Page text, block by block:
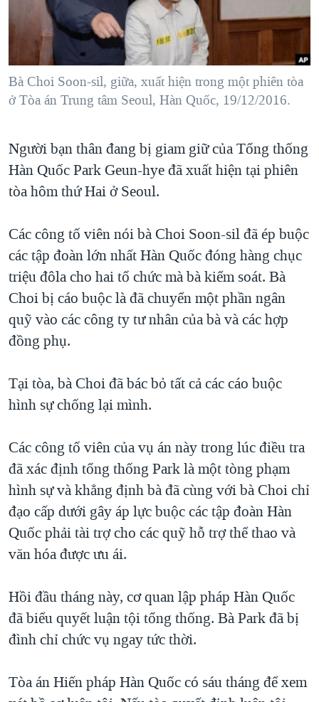
"Tìm"NGƯỜI VIỆT HẢI NGOẠI
ĐỜI SỐNG
KINH TẾ
VĂN HOÁ
THỂ THAO
GIÁO DỤC
HÀNH TRÌNH BẦU CỬ 2024
MỘT NĂM CHIẾN TRANH TẠI DẢI GAZA
GIẢI MÃ VÀNH ĐAI & CON ĐƯỜNG
NGÀY TỊ NẠN THẾ GIỚI
GROUND ZERO – XƯA VÀ NAY
THƯỢNG ĐỈNH TRUMP-KIM TẠI VIỆT NAM
TRỊNH VĨNH BÌNH VS. CHÍNH PHỦ VIỆT NAM
NGƯ DÂN VIỆT VÀ LÀN SÓNG TRỘM HẢI SÂM
QUAN HỆ VIỆT MỸ
VIDEO
NGHE
MẠNG XÃ HỘI
Ngôn ngữ khác
Bà Choi Soon-sil, giữa, xuất hiện trong một phiên tòa
ở Tòa án Trung tâm Seoul, Hàn Quốc, 19/12/2016.
Người bạn thân đang bị giam giữ của Tổng thống
Hàn Quốc Park Geun-hye đã xuất hiện tại phiên
tòa hôm thứ Hai ở Seoul.
Các công tố viên nói bà Choi Soon-sil đã ép buộc
các tập đoàn lớn nhất Hàn Quốc đóng hàng chục
triệu đôla cho hai tổ chức mà bà kiểm soát. Bà
Choi bị cáo buộc là đã chuyển một phần ngân
quỹ vào các công ty tư nhân của bà và các hợp
đồng phụ.
Tại tòa, bà Choi đã bác bỏ tất cả các cáo buộc
hình sự chống lại mình.
Các công tố viên của vụ án này trong lúc điều tra
đã xác định tổng thống Park là một tòng phạm
hình sự và khẳng định bà đã cùng với bà Choi chỉ
đạo cấp dưới gây áp lực buộc các tập đoàn Hàn
Quốc phải tài trợ cho các quỹ hỗ trợ thể thao và
văn hóa được ưu ái.
Hồi đầu tháng này, cơ quan lập pháp Hàn Quốc
đã biểu quyết luận tội tổng thống. Bà Park đã bị
đình chỉ chức vụ ngay tức thời.
Tòa án Hiến pháp Hàn Quốc có sáu tháng để xem